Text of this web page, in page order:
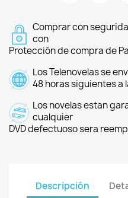
Comprar con
con
Protección de compra de
Los Telenovelas se
48 horas siguientes a
Los novelas estan
cualquier
DVD defectuoso sera
Descripción